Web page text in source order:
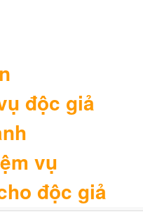
độc giả
vụ
độc giả